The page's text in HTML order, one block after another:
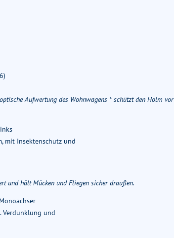
Aufwertung des Wohnwagens * schützt den Holm vor
mit Insektenschutz und
und hält Mücken und Fliegen sicher draußen.
Verdunklung und